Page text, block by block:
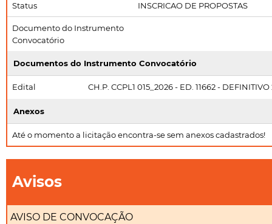
Status INSCRICAO DE PROPOSTAS
Documento do Instrumento
Convocatório
Documentos do Instrumento Convocatório
Edital CH.P. CCPL1 015_2026 - ED. 11662 - DEFINITIVO
Anexos
Até o momento a licitação encontra-se sem anexos cadastrados!
Avisos
AVISO DE CONVOCAÇÃO